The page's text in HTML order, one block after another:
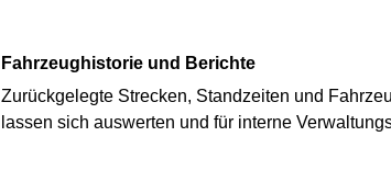
Fahrzeughistorie und Berichte
Zurückgelegte Strecken, Standzeiten und
lassen sich auswerten und für interne